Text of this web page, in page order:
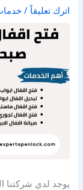
اترك تعليقاً /
يوجد لدي شركتنا